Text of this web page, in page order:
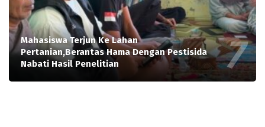
Mahasiswa Terjun Ke Lahan
Pertanian,Berantas Hama Dengan Pestisida
Nabati Hasil Penelitian